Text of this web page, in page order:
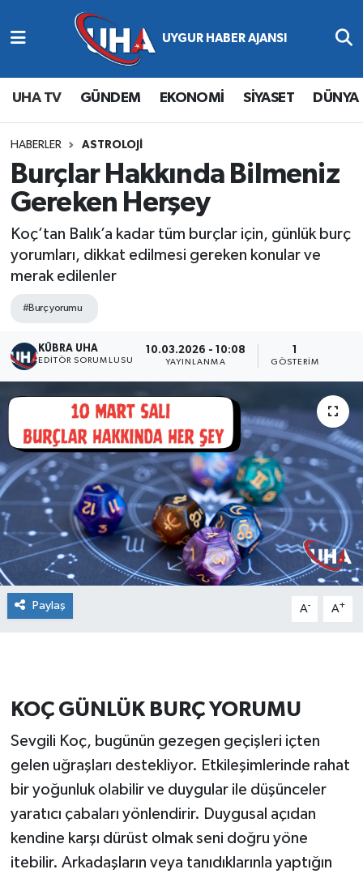
UHA TV GÜNDEM EKONOMİ SİYASET DÜNYA
HABERLER ASTROLOJİ
Burçlar Hakkında Bilmeniz
Gereken Herşey
Koç’tan Balık’a kadar tüm burçlar için, günlük burç
yorumları, dikkat edilmesi gereken konular ve
merak edilenler
#Burç yorumu
KÜBRA UHA
EDİTÖR SORUMLUSU
10.03.2026 - 10:08
YAYINLANMA GÖSTERIM
Paylaş A- A+
KOÇ GÜNLÜK BURÇ YORUMU
Sevgili Koç, bugünün gezegen geçişleri içten
gelen uğraşları destekliyor. Etkileşimlerinde rahat
bir yoğunluk olabilir ve duygular ile düşünceler
yaratıcı çabaları yönlendirir. Duygusal açıdan
kendine karşı dürüst olmak seni doğru yöne
itebilir. Arkadaşların veya tanıdıklarınla yaptığın
Abone Ol
Gündem
Ekonomi
Magazin
Siyaset
Spor
Yaşam
Nöbetçi Eczaneler
Hava Durumu
Namaz Vakitleri
Trafik Durumu
Süper Lig Puan Durumu ve Fikstür
Tüm Manşetler
Son Dakika Haberleri
Haber Arşivi